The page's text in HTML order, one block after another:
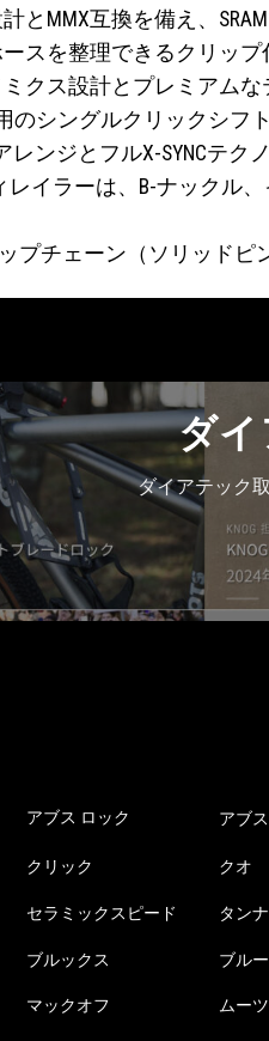
とMMX互換を備え、
スを整理できるクリップ
クス設計とプレミアム
のシングルクリックシフ
レンジとフルX-SYNCテ
レイラーは、B-ナック
ップチェーン（ソリッド
ダ
ダイアテック
アブス ロック アブ
クリック クオ
セラミックスピード タン
ブルックス ブル
マックオフ ムーツ